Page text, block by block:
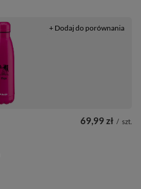
69,99 zł / szt.
+ Dodaj do porównania